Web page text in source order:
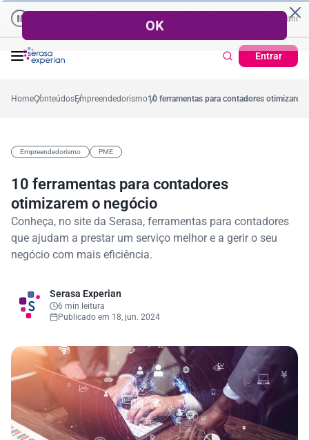
Empresas | Recuperação de Crédito 38,7%
Entrar
Cartão de Crédito | Cadastro
HomeConteúdosEmpreendedorismo10 ferramentas para contadores
Empreendedorismo PME
10 ferramentas para contadores
otimizarem o negócio
Conheça, no site da Serasa, ferramentas para contadores
que ajudam a prestar um serviço melhor e a gerir o seu
negócio com mais eficiência.
Serasa Experian
6 min leitura
Publicado em 18, jun. 2024